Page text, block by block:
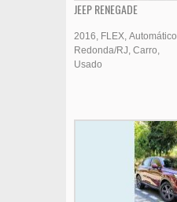
JEEP RENEGADE
2016 FLEX Automático
Redonda/RJ Carro
Usado